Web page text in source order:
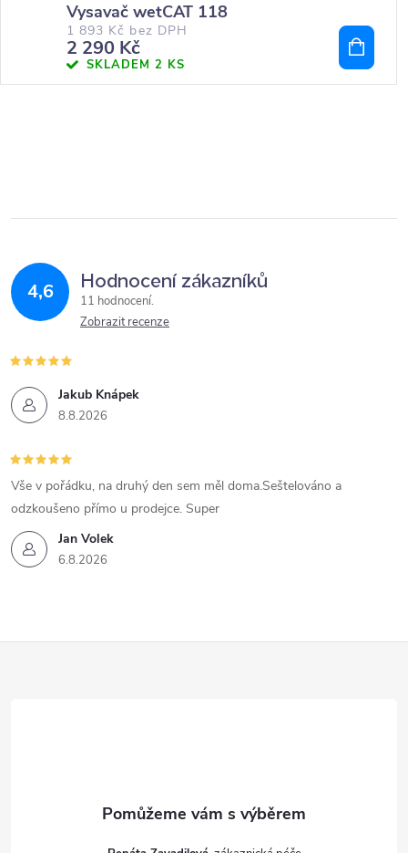
Vysavač wetCAT 118
1 893 Kč bez DPH
2 290 Kč
SKLADEM 2 KS
4,6 Hodnocení zákazníků
11 hodnocení
Zobrazit recenze
Jakub Knápek
8.8.2026
Jan Volek
6.8.2026
Vše v pořádku, na druhý den sem měl doma.Seštelováno a
odzkoušeno přímo u prodejce. Super